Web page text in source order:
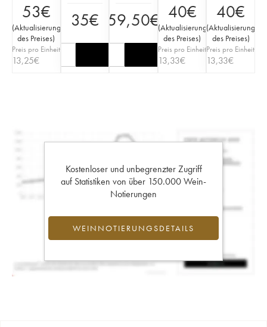
53€
(Aktualisierung
des Preises)
Preis pro Einheit
13,25€
35€ 59,50€ 40€
(Aktualisierung
des Preises)
Preis pro Einheit
13,33€
40€
(Aktualisierung
des Preises)
Preis pro Einheit
13,33€
Kostenloser und unbegrenzter Zugriff
auf Statistiken von über 150.000 Wein-
Notierungen
WEINNOTIERUNGSDETAILS